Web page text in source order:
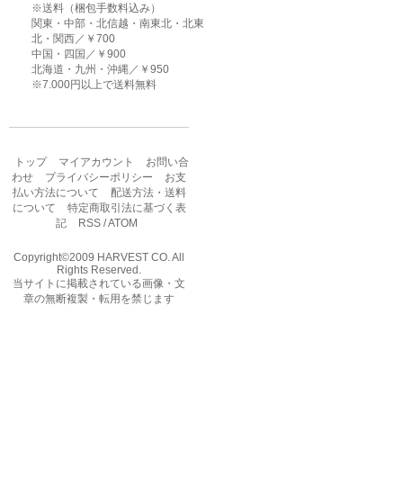
※送料（梱包手数料込み）
関東・中部・北信越・南東北・北東
北・関西／￥700
中国・四国／￥900
北海道・九州・沖縄／￥950
※7.000円以上で送料無料
トップ マイアカウント
お問い合
わせ
プライバシーポリシー
お支
払い方法について
配送方法・送料
について
特定商取引法に基づく表
記
RSS /ATOM
Copyright©2009 HARVEST CO. All
Rights Reserved.
当サイトに掲載されている画像・文
章の無断複製・転用を禁じます